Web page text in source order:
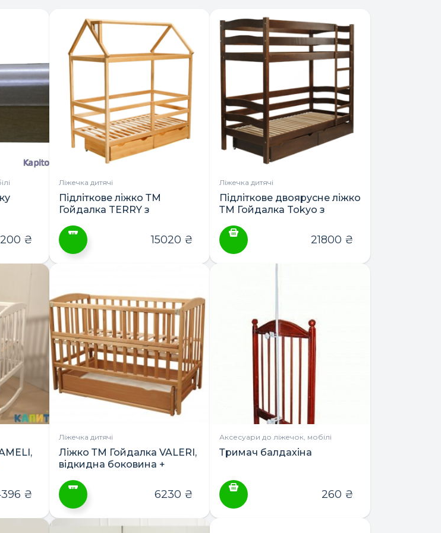
200 ₴
Ліжечка дитячі
Підліткове ліжко ТМ
Гойдалка TERRY з
190х80
кілька
варіантів.
Параметри
можна
вибрати
на
сторінці
15020 ₴
Ліжечка дитячі
Підліткове двоярусне ліжко
ТМ Гойдалка Tokyo з
21800 ₴
₴
Ліжечка дитячі
Ліжко ТМ Гойдалка VALERI,
відкидна боковина +
6230 ₴
Аксесуари до ліжечок, мобілі
Тримач балдахіна
260 ₴